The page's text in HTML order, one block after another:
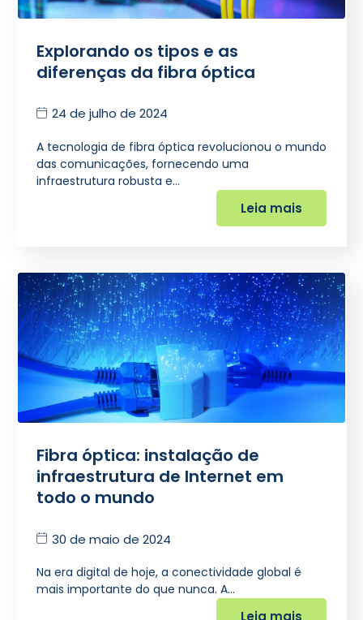
Explorando os tipos e as
diferenças da fibra óptica
24 de julho de 2024
A tecnologia de fibra óptica revolucionou o mundo
das comunicações, fornecendo uma
infraestrutura robusta e…
Leia mais
Fibra óptica: instalação de
infraestrutura de Internet em
todo o mundo
30 de maio de 2024
Na era digital de hoje, a conectividade global é
mais importante do que nunca. A…
Leia mais